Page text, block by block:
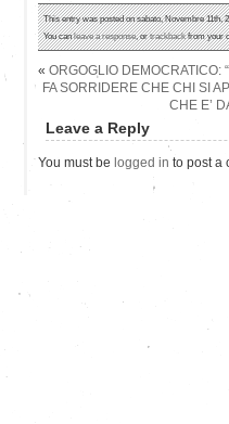
This entry was posted on sabato, Novembre 11th,
You canleave a response, ortrackbackfrom your
« ORGOGLIO DEMOCRATICO:
FA SORRIDERE CHE CHI SI
CHE E’
Leave a Reply
You must be logged in to post a